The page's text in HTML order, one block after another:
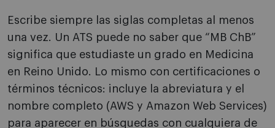
Escribe siempre las siglas completas al menos
una vez. Un ATS puede no saber que “MB ChB”
significa que estudiaste un grado en Medicina
en Reino Unido. Lo mismo con certificaciones o
términos técnicos: incluye la abreviatura y el
nombre completo (AWS y Amazon Web Services)
para aparecer en búsquedas con cualquiera de